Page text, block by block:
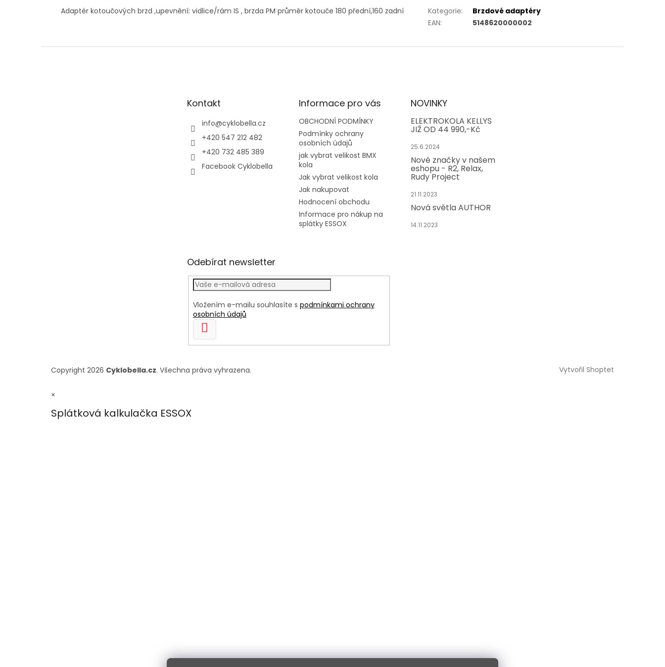
Adaptér kotoučových brzd ,upevnění: vidlice/rám IS , brzda PM průměr kotouče 180 přední,160 zadní Kategorie:
Brzdové adaptéry
EAN: 5148620000002
Kontakt
info@cyklobella.cz
+420 547 212 482
+420 732 485 389
Facebook Cyklobella
Informace pro vás
OBCHODNÍ PODMÍNKY
Podmínky ochrany
osobních údajů
jak vybrat velikost BMX
kola
Jak vybrat velikost kola
Jak nakupovat
Hodnocení obchodu
Informace pro nákup na
splátky ESSOX
NOVINKY
ELEKTROKOLA KELLYS
JIŽ OD 44 990,-Kč
25.6.2024
Nové značky v našem
eshopu - R2, Relax,
Rudy Project
21.11.2023
Nová světla AUTHOR
14.11.2023
Odebírat newsletter
Vložením e-mailu souhlasíte s podmínkami ochrany
osobních údajů
SE
Vytvořil Shoptet
Copyright 2026 Cyklobella.cz. Všechna práva vyhrazena.
×
Splátková kalkulačka ESSOX